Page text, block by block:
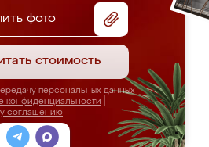
фото
стоимость
персональных данных
конфиденциальности
соглашению